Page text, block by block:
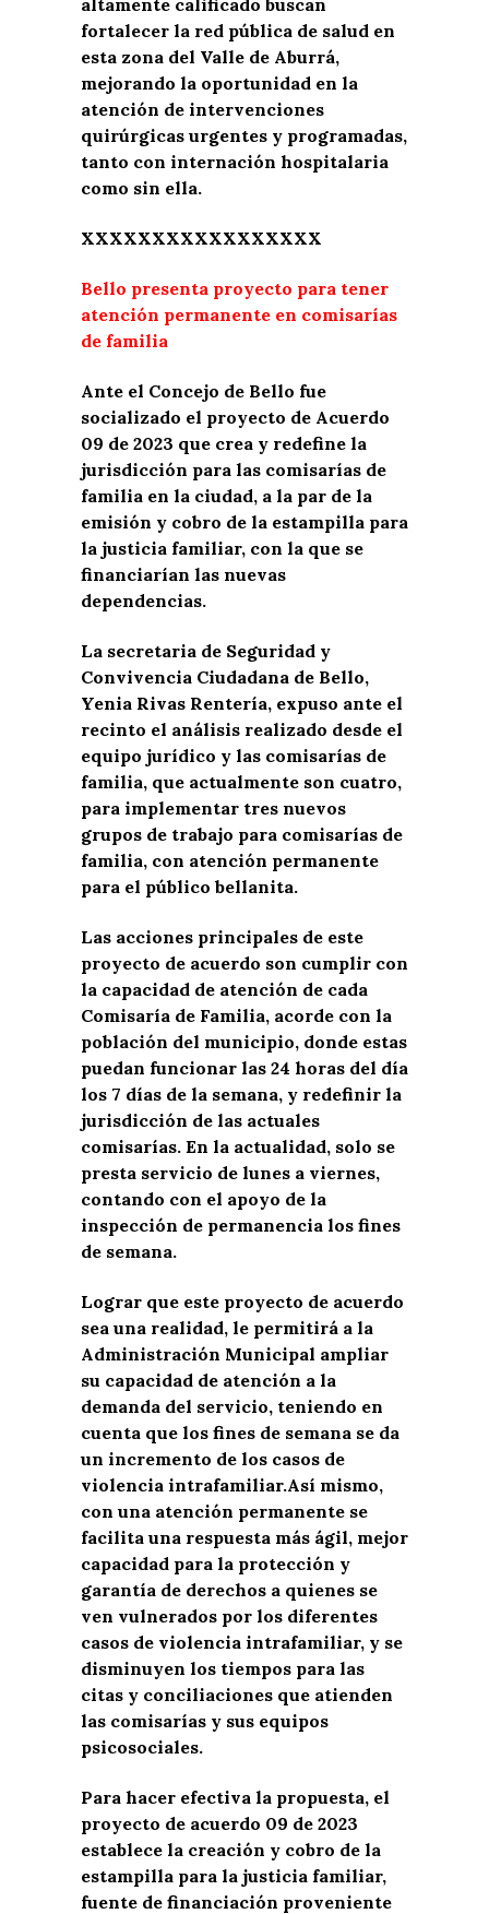
fortalecer la red pública de salud en
esta zona del Valle de Aburrá,
mejorando la oportunidad en la
atención de intervenciones
quirúrgicas urgentes y programadas,
tanto con internación hospitalaria
como sin ella.
XXXXXXXXXXXXXXXXX
Bello presenta proyecto para tener
atención permanente en comisarías
de familia
Ante el Concejo de Bello fue
socializado el proyecto de Acuerdo
09 de 2023 que crea y redefine la
jurisdicción para las comisarías de
familia en la ciudad, a la par de la
emisión y cobro de la estampilla para
la justicia familiar, con la que se
financiarían las nuevas
dependencias.
La secretaria de Seguridad y
Convivencia Ciudadana de Bello,
Yenia Rivas Rentería, expuso ante el
recinto el análisis realizado desde el
equipo jurídico y las comisarías de
familia, que actualmente son cuatro,
para implementar tres nuevos
grupos de trabajo para comisarías de
familia, con atención permanente
para el público bellanita.
Las acciones principales de este
proyecto de acuerdo son cumplir con
la capacidad de atención de cada
Comisaría de Familia, acorde con la
población del municipio, donde estas
puedan funcionar las 24 horas del día
los 7 días de la semana, y redefinir la
jurisdicción de las actuales
comisarías. En la actualidad, solo se
presta servicio de lunes a viernes,
contando con el apoyo de la
inspección de permanencia los fines
de semana.
Lograr que este proyecto de acuerdo
sea una realidad, le permitirá a la
Administración Municipal ampliar
su capacidad de atención a la
demanda del servicio, teniendo en
cuenta que los fines de semana se da
un incremento de los casos de
violencia intrafamiliar.Así mismo,
con una atención permanente se
facilita una respuesta más ágil, mejor
capacidad para la protección y
garantía de derechos a quienes se
ven vulnerados por los diferentes
casos de violencia intrafamiliar, y se
disminuyen los tiempos para las
citas y conciliaciones que atienden
las comisarías y sus equipos
psicosociales.
Para hacer efectiva la propuesta, el
proyecto de acuerdo 09 de 2023
establece la creación y cobro de la
estampilla para la justicia familiar,
fuente de financiación proveniente